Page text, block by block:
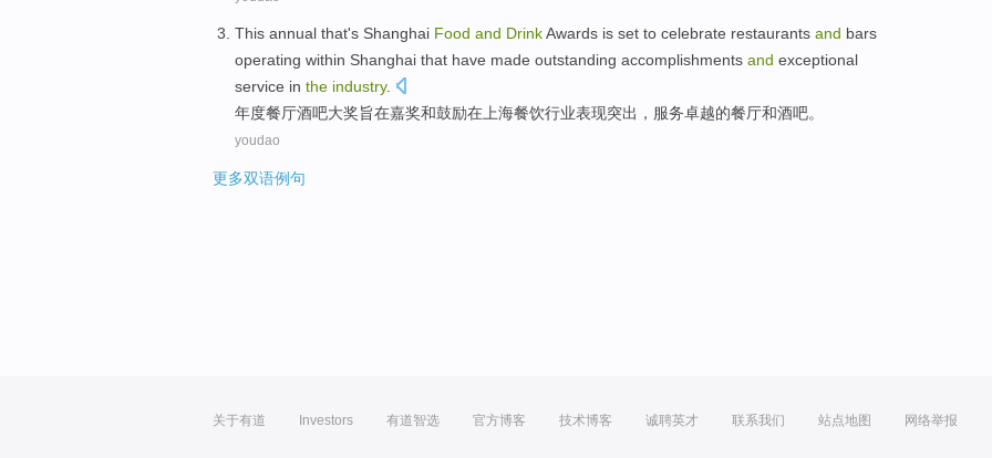
This annual that's Shanghai Food and DrinkAwards is set to celebrate restaurants and bars
operating within Shanghai that have made outstanding accomplishments and exceptional
service in the industry.
年度餐厅酒吧大奖旨在嘉奖和鼓励在上海餐饮行业表现突出， 服务卓越的餐厅和酒吧。
youdao
更多双语例句
关于有道 Investors 有道智选 官方博客 技术博客 诚聘英才 联系我们 站点地图 网络举报